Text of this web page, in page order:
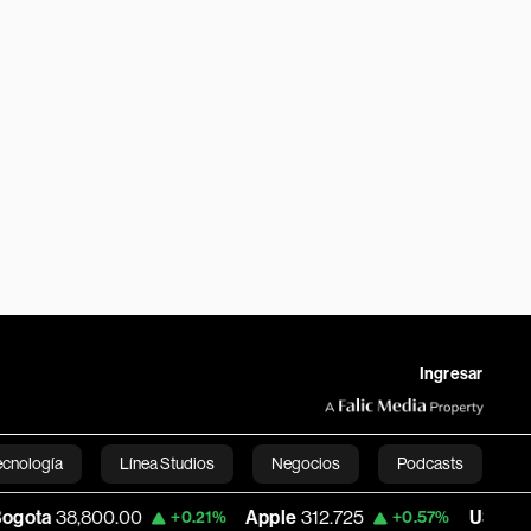
Ingresar
Línea Studios Negocios Podcasts
English
+0.21% Apple 312.725 +0.57% USD COP 3,159.39